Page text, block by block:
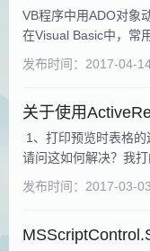
VB程序中用ADO对象
在Visual Basic中，常
对象(DAO，Data
Remote Data Object)
一种都分别代表了该技
发布时间：2017-04-
关于使用
1、打印预览时表格的
请问这如何解决？我
要太粗！ 如果是报
ddBLExtraThickSolid
发布时间：2017-03-